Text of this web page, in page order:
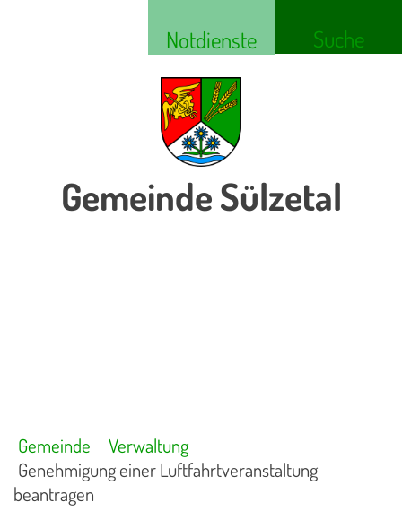
Notdienste Suche
Gemeinde Sülzetal
Gemeinde
Verwaltung
Genehmigung einer Luftfahrtveranstaltung
beantragen